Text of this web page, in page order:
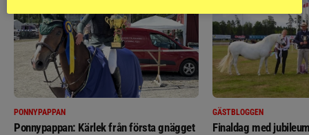
PONNYPAPPAN
Ponnypappan: Kärlek från första gnägget
GÄSTBLOGGEN
Finaldag med